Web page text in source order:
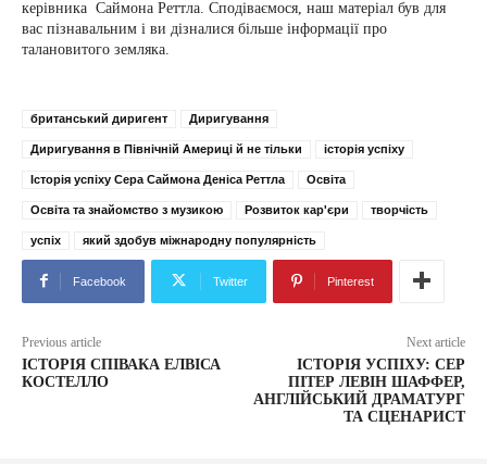
керівника Саймона Реттла. Сподіваємося, наш матеріал був для
вас пізнавальним і ви дізналися більше інформації про
талановитого земляка.
британський диригент Диригування
Диригування в Північній Америці й не тільки історія успіху
Історія успіху Сера Саймона Деніса Реттла Освіта
Освіта та знайомство з музикою Розвиток кар'єри творчість
успіх який здобув міжнародну популярність
Facebook Twitter Pinterest
Previous article
ІСТОРІЯ СПІВАКА ЕЛВІСА
КОСТЕЛЛО
Next article
ІСТОРІЯ УСПІХУ: СЕР
ПІТЕР ЛЕВІН ШАФФЕР,
АНГЛІЙСЬКИЙ ДРАМАТУРГ
ТА СЦЕНАРИСТ